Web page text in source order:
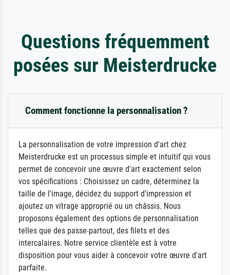
Questions fréquemment
posées sur Meisterdrucke
Comment fonctionne la personnalisation ?
La personnalisation de votre impression d'art chez
Meisterdrucke est un processus simple et intuitif qui vous
permet de concevoir une œuvre d'art exactement selon
vos spécifications : Choisissez un cadre, déterminez la
taille de l'image, décidez du support d'impression et
ajoutez un vitrage approprié ou un châssis. Nous
proposons également des options de personnalisation
telles que des passe-partout, des filets et des
intercalaires. Notre service clientèle est à votre
disposition pour vous aider à concevoir votre œuvre d'art
parfaite.